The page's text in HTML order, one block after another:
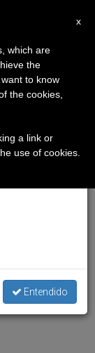
×
la pausa
de verano
el
Entendido
x
which are
the
to know
the cookies,
a link or
use of cookies.